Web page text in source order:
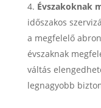
Évszakoknak
időszakos
a megfelelő
évszaknak
váltás
legnagyobb